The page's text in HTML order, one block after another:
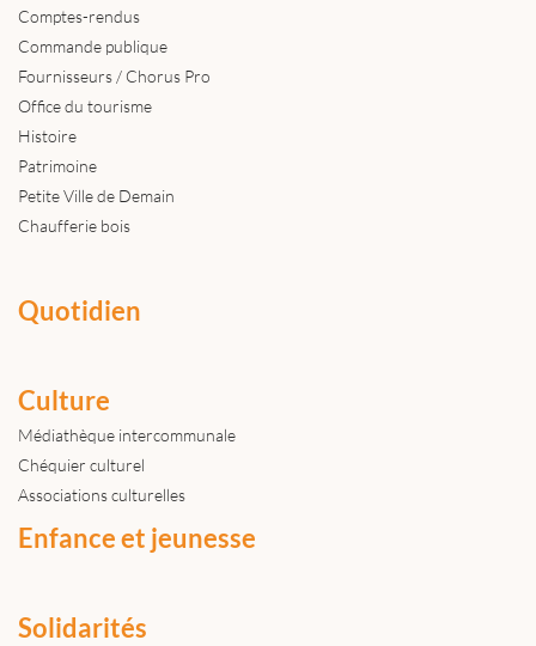
Comptes-rendus
Commande publique
Fournisseurs / Chorus Pro
Office du tourisme
Histoire
Patrimoine
Petite Ville de Demain
Chaufferie bois
Quotidien
Culture
Médiathèque intercommunale
Chéquier culturel
Associations culturelles
Enfance et jeunesse
Solidarités